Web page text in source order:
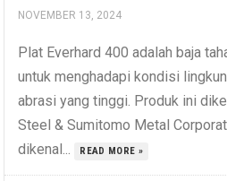
NOVEMBER 13, 2024
Plat Everhard 400 adalah baja
untuk menghadapi kondisi
abrasi yang tinggi. Produk ini
Steel & Sumitomo Metal
dikenal...
READ MORE »